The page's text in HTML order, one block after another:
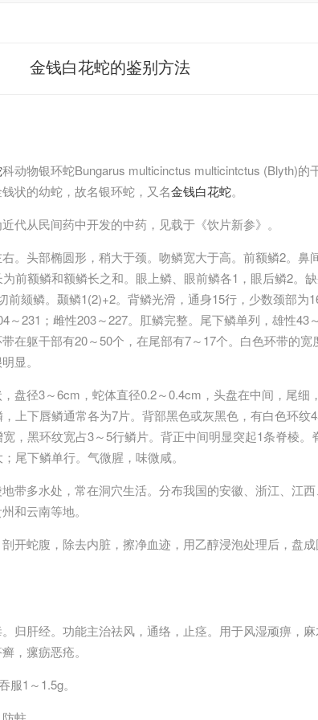
金钱白花蛇的鉴别方法
科动物银环蛇Bungarus multicinctus multicintctus (Blyth)的
状的幼蛇，故名银环蛇，又名金钱白花蛇。
代从民间药中开发的中药，见载于《饮片新参》。
。头部椭圆形，稍大于颈。吻鳞宽大于高。前额鳞2。鼻
前额鳞和额鳞长之和。眼上鳞、眼前鳞各1，眼后鳞2。
颏鳞。颞鳞1(2)+2。背鳞光滑，通身15行，少数颈部为
～231；雌性203～227。肛鳞完整。尾下鳞单列，雄性43
在躯干部有20～50个，在尾部有7～17个。白色环带的宽
显。
盘径3～6cm，蛇体直径0.2～0.4cm，头盘在中间，尾细
上下唇鳞通常各为7片。背部黑色或灰黑色，有白色环纹
，黑环纹宽占3～5行鳞片。背正中间明显突起1条脊棱。
尾下鳞单行。气微腥，味微咸。
带多水处，常在洞穴生活。分布我国的安徽、浙江、江
和云南等地。
开蛇腹，除去内脏，擦净血迹，用乙醇浸泡处理后，盘成
归肝经。功能主治祛风，通络，止痉。用于风湿顽痹，麻
，瘰疬恶疮。
1～1.5g。